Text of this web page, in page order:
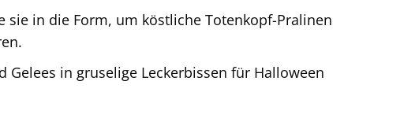
sie in die Form, um köstliche Totenkopf-Pralinen
in gruselige Leckerbissen für Halloween